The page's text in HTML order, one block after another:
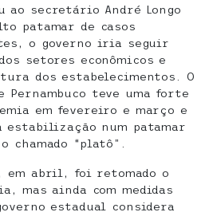
ao secretário André Longo
patamar de casos
o governo iria seguir
setores econômicos e
dos estabelecimentos. O
Pernambuco teve uma forte
em fevereiro e março e
estabilização num patamar
chamado “platô”.
em abril, foi retomado o
mas ainda com medidas
estadual considera